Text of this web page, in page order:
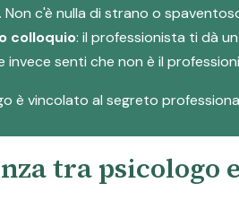
Non c'è nulla di strano o
colloquio: il professionista ti dà
invece senti che non è il
è vincolato al segreto
tra psicologo